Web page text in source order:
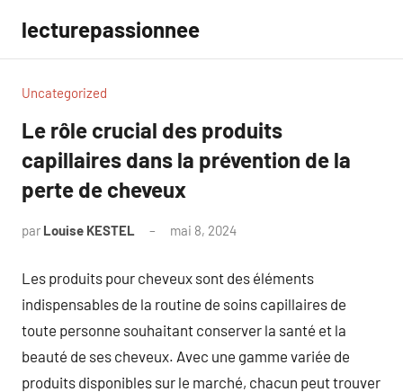
contenu
lecturepassionnee
Uncategorized
Le rôle crucial des produits
capillaires dans la prévention de la
perte de cheveux
par Louise KESTEL mai 8, 2024
Les produits pour cheveux sont des éléments
indispensables de la routine de soins capillaires de
toute personne souhaitant conserver la santé et la
beauté de ses cheveux. Avec une gamme variée de
produits disponibles sur le marché, chacun peut trouver